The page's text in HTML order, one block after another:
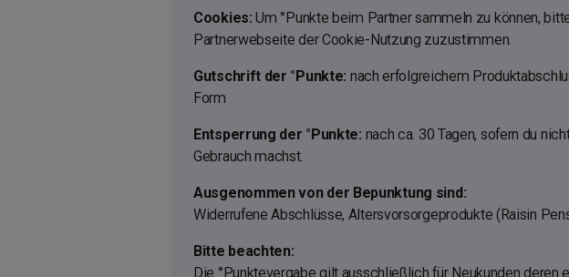
Cookies: Um °Punkte beim Partner sammeln zu können,
Partnerwebseite der Cookie-Nutzung zuzustimmen.
Gutschrift der °Punkte: nach erfolgreichem
Form
Entsperrung der °Punkte: nach ca. 30 Tagen, sofern du
Gebrauch machst.
Ausgenommen von der Bepunktung sind:
Widerrufene Abschlüsse, Altersvorsorgeprodukte (Raisin
Bitte beachten:
Die °Punktevergabe gilt ausschließlich für Neukunden deren